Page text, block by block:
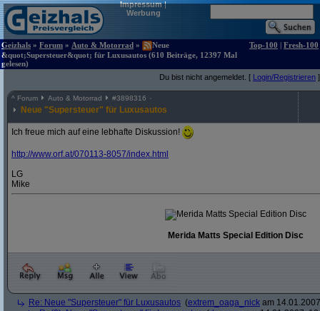
Impressum|
Werbung
Geizhals » Forum » Auto & Motorrad »
Neue
&quot;Supersteuer&quot; für Luxusautos (610 Beiträge, 12397 Mal
gelesen)
Top-100 | Fresh-100
Du bist nicht angemeldet. [ Login/Registrieren ]
^ Forum Auto & Motorrad #3898316
Neue "Supersteuer" für Luxusautos
Ich freue mich auf eine lebhafte Diskussion!
http://www.orf.at/070113-8057/index.html
LG
Mike
Merida Matts Special Edition Disc
Re: Neue "Supersteuer" für Luxusautos (extrem_oaga_nick am